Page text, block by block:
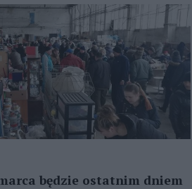
będzie ostatnim dniem